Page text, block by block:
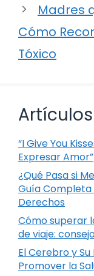
Madres
Cómo
Tóxico
Artículos
“I Give You
Expresar Amor”
¿Qué Pasa si
Guía
Derechos
Cómo superar
de viaje:
El Cerebro y
Promover la